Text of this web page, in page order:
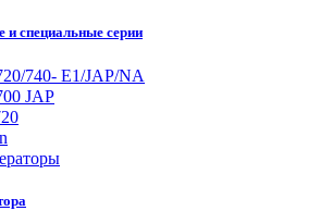
и специальные серии
740- E1/JAP/NA
JAP